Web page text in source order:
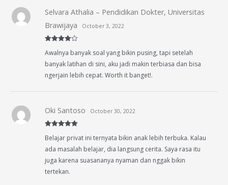
out of 5
Selvara Athalia – Pendidikan Dokter, Universitas
Brawijaya
October 3, 2022
Awalnya banyak soal yang bikin pusing, tapi setelah
banyak latihan di sini, aku jadi makin terbiasa dan bisa
ngerjain lebih cepat. Worth it banget!.
of 5
Oki Santoso October 30, 2022
Belajar privat ini ternyata bikin anak lebih terbuka. Kalau
ada masalah belajar, dia langsung cerita. Saya rasa itu
juga karena suasananya nyaman dan nggak bikin
tertekan.